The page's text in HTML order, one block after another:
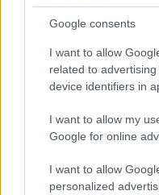
Google consents
I want to allow
related to
device identifiers in
I want to allow my
Google for online
I want to allow
personalized
ΕΡΑΣΙΤΕΧΝΙΚΟ
Προεπιλογή
καλούνται